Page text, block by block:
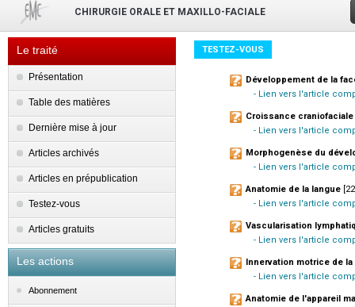
CHIRURGIE ORALE ET MAXILLO-FACIALE
Le traité
Présentation
Table des matières
Dernière mise à jour
Articles archivés
Articles en prépublication
Testez-vous
Articles gratuits
Les actions
Abonnement
TESTEZ-VOUS
Développement de la
- Lien vers l'article
Croissance craniofaciale
- Lien vers l'article
Morphogenèse du
- Lien vers l'article
Anatomie de la langue
- Lien vers l'article
Vascularisation
- Lien vers l'article
Innervation motrice de la
- Lien vers l'article
Anatomie de l'appareil